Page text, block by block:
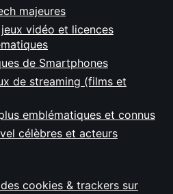
majeures
vidéo et licences
de Smartphones
de streaming (films et
emblématiques et connus
célèbres et acteurs
cookies & trackers sur